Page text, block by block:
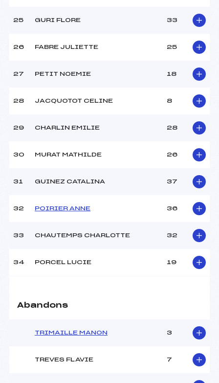
25 GURI FLORE 33
26 FABRE JULIETTE 25
27 PETIT NOEMIE 18
28 JACQUOTOT CELINE 8
29 CHARLIN EMILIE 28
30 MURAT MATHILDE 26
31 GUINEZ CATALINA 37
32 POIRIER ANNE 36
33 CHAUTEMPS CHARLOTTE 32
34 PORCEL LUCIE 19
Abandons
TRIMAILLE MANON 3
TREVES FLAVIE 7